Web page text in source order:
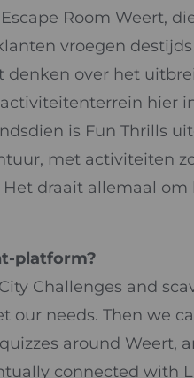
Room Weert,
vroegen
denken over het
hier
is Fun Thrills
met activiteiten
draait allemaal om
platform?
Challenges and
needs. Then we
around Weert,
connected with